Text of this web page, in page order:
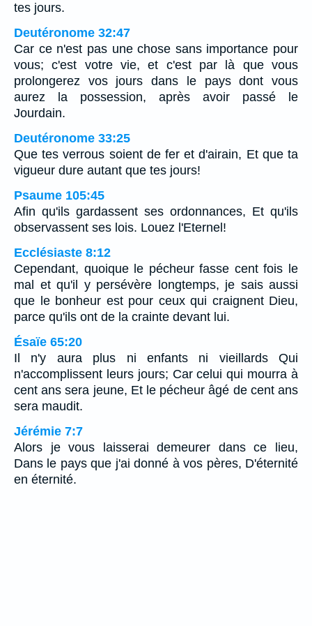
tes jours.
Deutéronome 32:47
Car ce n'est pas une chose sans importance pour
vous; c'est votre vie, et c'est par là que vous
prolongerez vos jours dans le pays dont vous
aurez la possession, après avoir passé le
Jourdain.
Deutéronome 33:25
Que tes verrous soient de fer et d'airain, Et que ta
vigueur dure autant que tes jours!
Psaume 105:45
Afin qu'ils gardassent ses ordonnances, Et qu'ils
observassent ses lois. Louez l'Eternel!
Ecclésiaste 8:12
Cependant, quoique le pécheur fasse cent fois le
mal et qu'il y persévère longtemps, je sais aussi
que le bonheur est pour ceux qui craignent Dieu,
parce qu'ils ont de la crainte devant lui.
Ésaïe 65:20
Il n'y aura plus ni enfants ni vieillards Qui
n'accomplissent leurs jours; Car celui qui mourra à
cent ans sera jeune, Et le pécheur âgé de cent ans
sera maudit.
Jérémie 7:7
Alors je vous laisserai demeurer dans ce lieu,
Dans le pays que j'ai donné à vos pères, D'éternité
en éternité.